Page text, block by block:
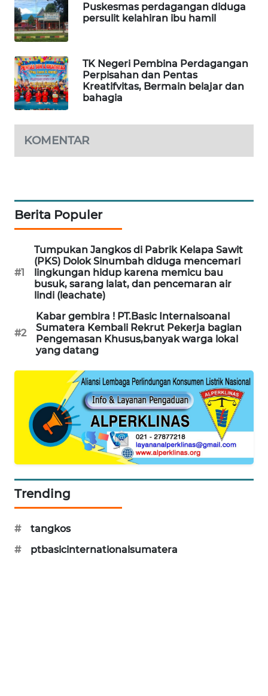
Puskesmas perdagangan diduga
persulit kelahiran ibu hamil
TK Negeri Pembina Perdagangan
Perpisahan dan Pentas
Kreatifvitas, Bermain belajar dan
bahagia
KOMENTAR
Berita Populer
#1
Tumpukan Jangkos di Pabrik Kelapa Sawit
(PKS) Dolok Sinumbah diduga mencemari
lingkungan hidup karena memicu bau
busuk, sarang lalat, dan pencemaran air
lindi (leachate)
#2
Kabar gembira ! PT.Basic Internaisoanal
Sumatera Kembali Rekrut Pekerja bagian
Pengemasan Khusus,banyak warga lokal
yang datang
Trending
#
tangkos
#
ptbasicinternationalsumatera